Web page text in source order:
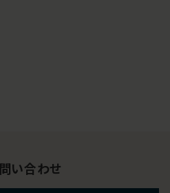
い合わせ